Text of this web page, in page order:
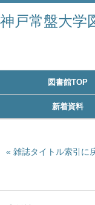
神戸常盤大学
図書館TOP
新着資料
雑誌タイトル索引に